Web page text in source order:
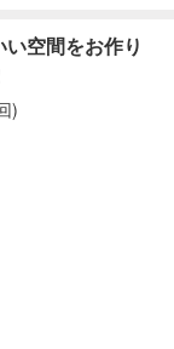
空間をお作り
)